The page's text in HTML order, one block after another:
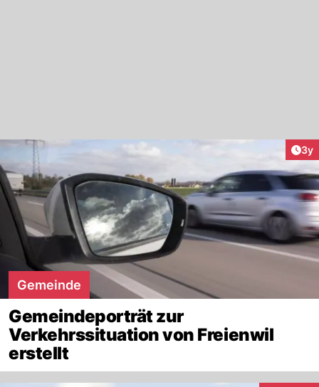
3y
Gemeinde
Gemeindeporträt zur
Verkehrssituation von Freienwil
erstellt